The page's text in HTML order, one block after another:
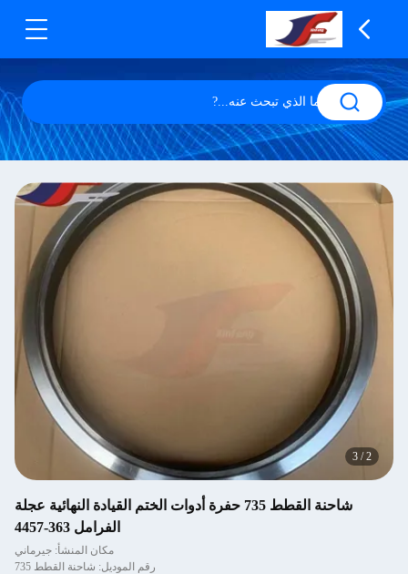
3
/
3
شاحنة القطط 735 حفرة أدوات الختم القيادة النهائية عجلة
الفرامل 363-4457
مكان المنشأ: جيرماني
رقم الموديل: شاحنة القطط 735